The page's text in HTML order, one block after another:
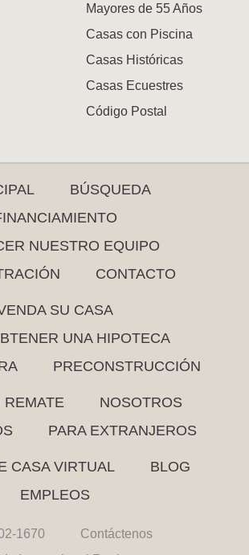
Mayores de 55 Años
Casas con Piscina
Casas Históricas
Casas Ecuestres
Código Postal
BÚSQUEDA
NUESTRO EQUIPO
CONTACTO
SU CASA
UNA HIPOTECA
PRECONSTRUCCIÓN
REMATE
NOSOTROS
PARA EXTRANJEROS
CASA VIRTUAL
BLOG
EMPLEOS
1670
Contáctenos